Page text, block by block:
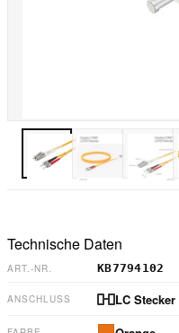
Technische Daten
ART.-NR. KB7794102
ANSCHLUSS LC Stecker